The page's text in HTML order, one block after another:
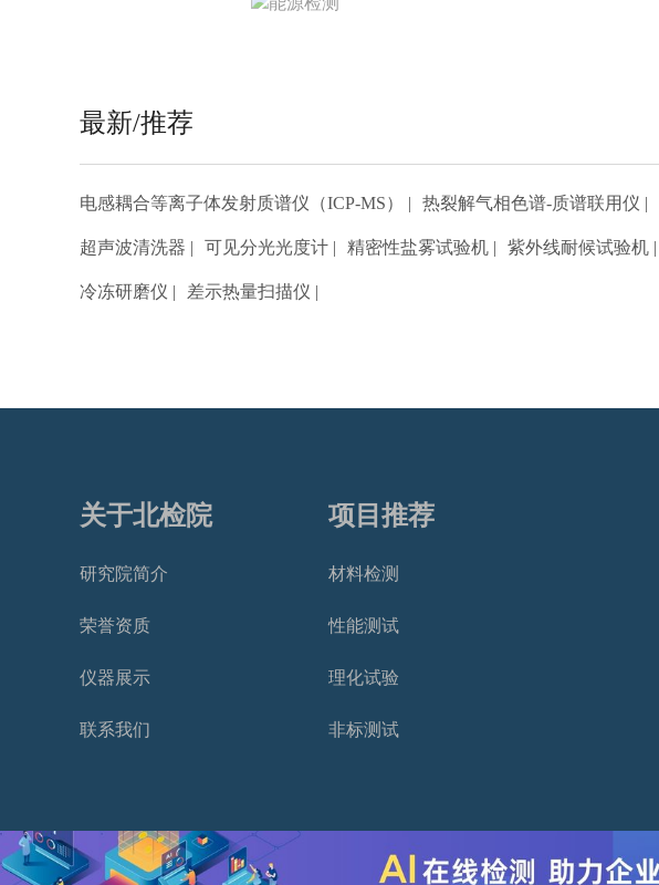
能源等领域的科研分析测试服务。
项目数量-9
服务。
项目数量-208
最新/推荐
电感耦合等离子体发射质谱仪（ICP-MS） | 热裂解气相色谱-质谱联用仪 |
超声波清洗器 | 可见分光光度计 | 精密性盐雾试验机 | 紫外线耐候试验机 |
冷冻研磨仪 | 差示热量扫描仪 |
关于北检院
研究院简介
荣誉资质
仪器展示
联系我们
项目推荐
材料检测
性能测试
理化试验
非标测试